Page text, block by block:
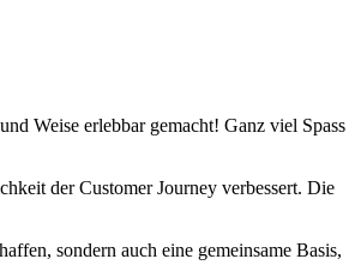
Weise erlebbar gemacht! Ganz viel Spass
der Customer Journey verbessert. Die
sondern auch eine gemeinsame Basis,